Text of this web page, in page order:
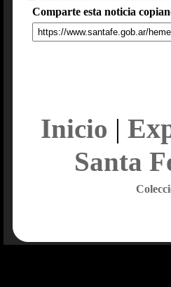
Comparte esta noticia
Inicio |
Santa